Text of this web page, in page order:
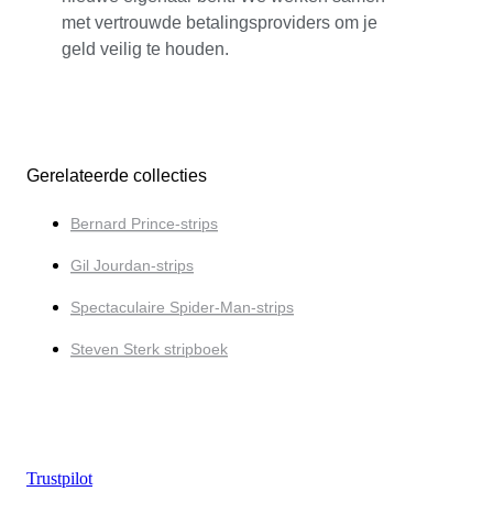
met vertrouwde betalingsproviders om je
geld veilig te houden.
Gerelateerde collecties
Bernard Prince-strips
Gil Jourdan-strips
Spectaculaire Spider-Man-strips
Steven Sterk stripboek
Trustpilot